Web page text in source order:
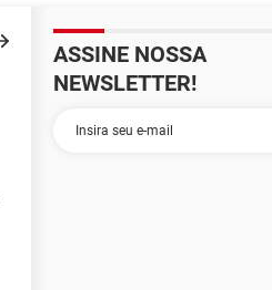
ASSINE NOSSA
NEWSLETTER!